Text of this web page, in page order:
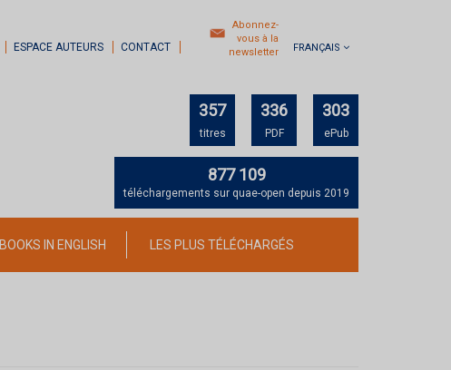
ESPACE AUTEURS CONTACT
Abonnez-
vous à la
newsletter
FRANÇAIS
357
titres
336
PDF
303
ePub
877 109
téléchargements sur quae-open depuis 2019
BOOKS IN ENGLISH LES PLUS TÉLÉCHARGÉS